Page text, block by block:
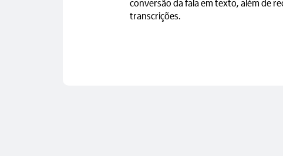
conversão da fala em texto, além de
transcrições.